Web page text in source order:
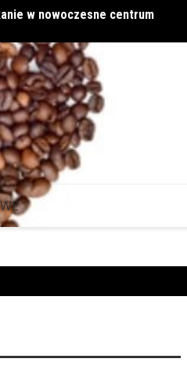
w nowoczesne centrum